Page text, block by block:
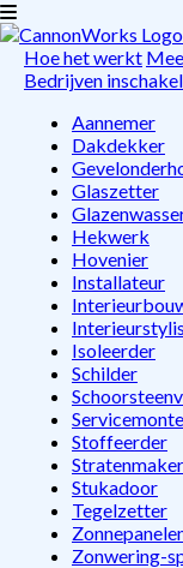
Hoe het werkt
Bedrijven
Aannemer
Dakdekker
Glaszetter
Hekwerk
Hovenier
Installateur
Isoleerder
Schilder
Stoffeerder
Stratenmaker
Stukadoor
Tegelzetter
Zonwering-